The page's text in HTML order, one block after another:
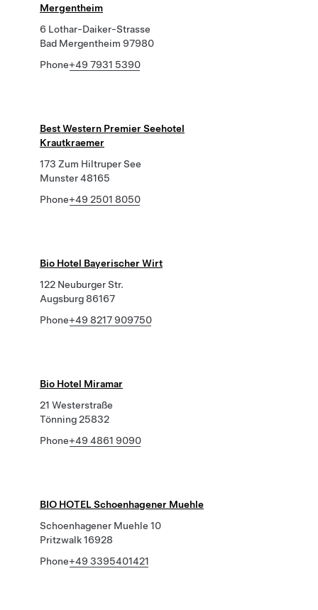
Mergentheim
6 Lothar-Daiker-Strasse
Bad Mergentheim 97980
Phone+49 7931 5390
Best Western Premier Seehotel
Krautkraemer
173 Zum Hiltruper See
Munster 48165
Phone+49 2501 8050
Bio Hotel Bayerischer Wirt
122 Neuburger Str.
Augsburg 86167
Phone+49 8217 909750
Bio Hotel Miramar
21 Westerstraße
Tönning 25832
Phone+49 4861 9090
BIO HOTEL Schoenhagener Muehle
Schoenhagener Muehle 10
Pritzwalk 16928
Phone+49 3395401421